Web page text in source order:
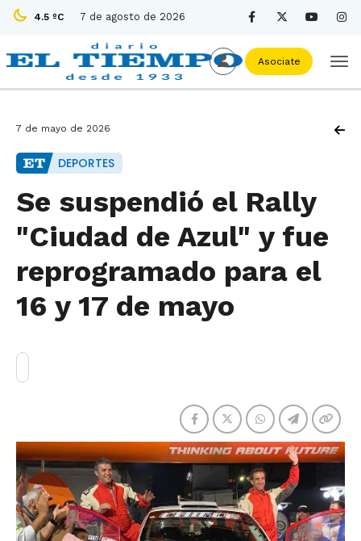
4.5 ºC 7 de agosto de 2026
Asociate
7 de mayo de 2026
DEPORTES
Se suspendió el Rally
"Ciudad de Azul" y fue
reprogramado para el
16 y 17 de mayo